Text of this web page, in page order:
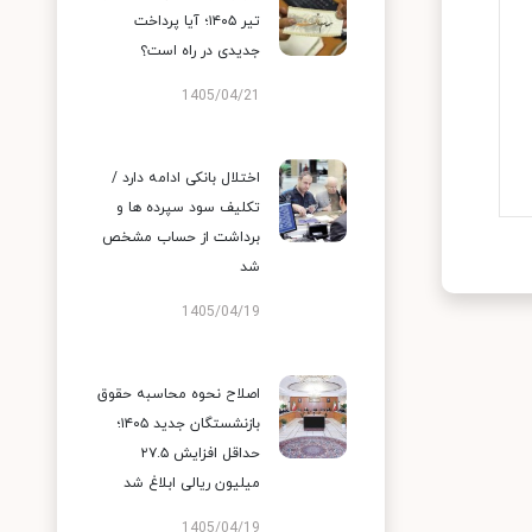
تیر ۱۴۰۵؛ آیا پرداخت
جدیدی در راه است؟
1405/04/21
اختلال بانکی ادامه دارد /
تکلیف سود سپرده ها و
برداشت از حساب مشخص
شد
1405/04/19
اصلاح نحوه محاسبه حقوق
بازنشستگان جدید ۱۴۰۵؛
حداقل افزایش ۲۷.۵
میلیون ریالی ابلاغ شد